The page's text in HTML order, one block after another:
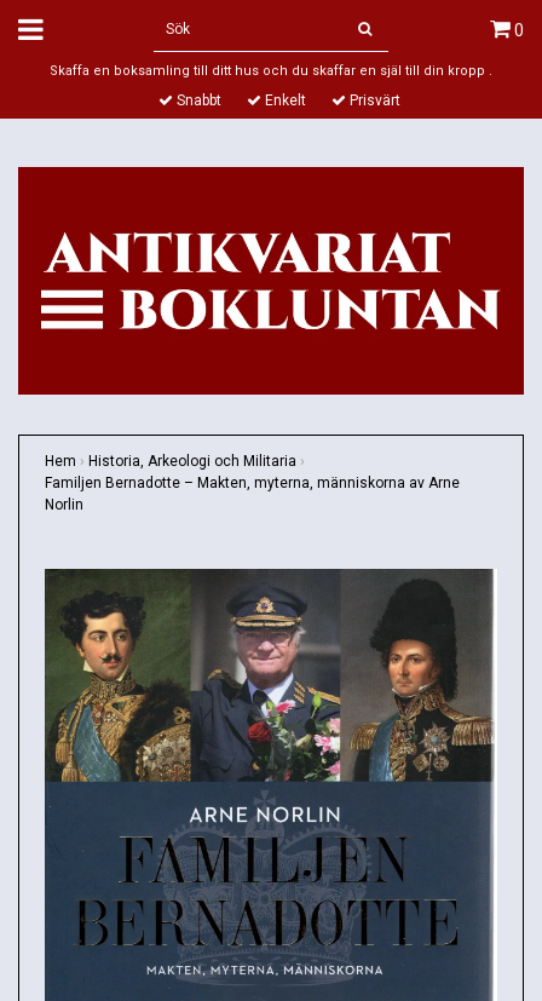
0
Skaffa en boksamling till ditt hus och du skaffar en själ till din kropp .
Snabbt Enkelt Prisvärt
Hem › Historia, Arkeologi och Militaria ›
Familjen Bernadotte – Makten, myterna, människorna av Arne
Norlin